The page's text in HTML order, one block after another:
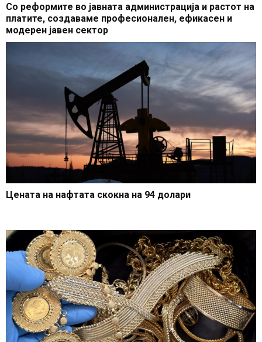
Со реформите во јавната администрација и растот на
платите, создаваме професионален, ефикасен и
модерен јавен сектор
Цената на нафтата скокна на 94 долари